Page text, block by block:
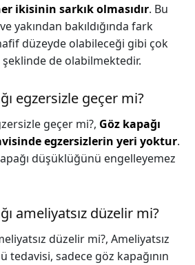
ikisinin sarkık olmasıdır. Bu
yakından bakıldığında fark
düzeyde olabileceği gibi çok
de olabilmektedir.
egzersizle geçer mi?
geçer mi?, Göz kapağı
egzersizlerin yeri yoktur.
düşüklüğünü engelleyemez
ameliyatsız düzelir mi?
düzelir mi?, Ameliyatsız
tedavisi, sadece göz kapağının